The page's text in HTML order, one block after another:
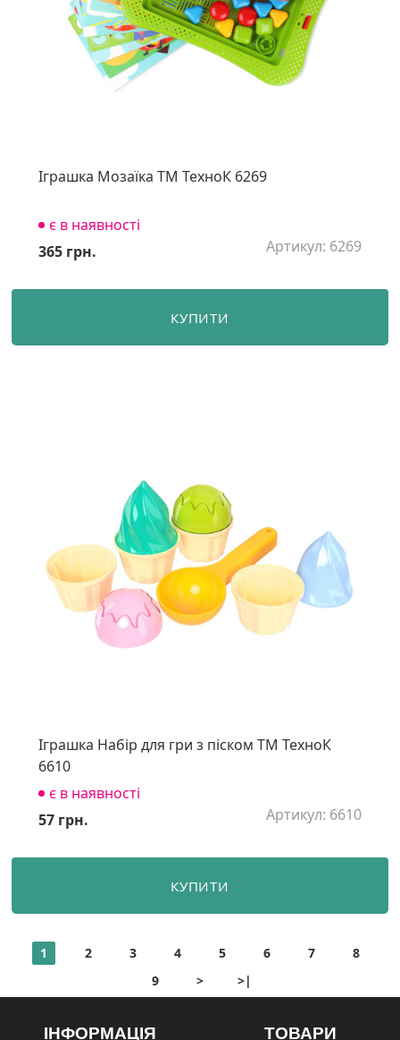
Іграшка Мозаїка ТМ ТехноК 6269
є в наявності
Артикул: 6269
365 грн.
КУПИТИ
Іграшка Набір для гри з піском ТМ ТехноК
6610
є в наявності
Артикул: 6610
57 грн.
КУПИТИ
1 2 3 4 5 6 7
8
9
> >|
ІНФОРМАЦІЯ ТОВАРИ